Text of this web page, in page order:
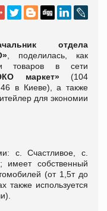
отдела
, поделилась, как
товаров в сети
маркет»(104
в Киеве), а также
для экономии
с. Счастливое, с.
собственный
(от 1,5т до
также используется